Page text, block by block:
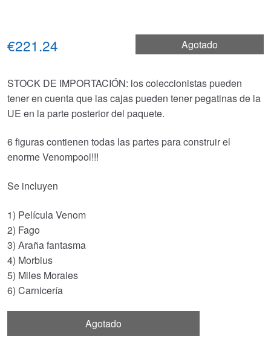
Agotado
€221.24
STOCK DE IMPORTACIÓN: los coleccionistas pueden
tener en cuenta que las cajas pueden tener pegatinas de la
UE en la parte posterior del paquete.
6 figuras contienen todas las partes para construir el
enorme Venompool!!!
Se incluyen
1) Película Venom
2) Fago
3) Araña fantasma
4) Morbius
5) Miles Morales
6) Carnicería
Agotado